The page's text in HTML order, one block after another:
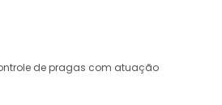
de pragas com atuação